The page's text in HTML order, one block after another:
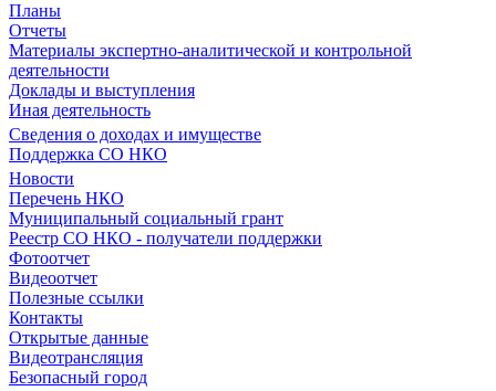
Планы
Отчеты
Материалы экспертно-аналитической и контрольной
деятельности
Доклады и выступления
Иная деятельность
Сведения о доходах и имуществе
Поддержка СО НКО
Новости
Перечень НКО
Муниципальный социальный грант
Реестр СО НКО - получатели поддержки
Фотоотчет
Видеоотчет
Полезные ссылки
Контакты
Открытые данные
Видеотрансляция
Безопасный город